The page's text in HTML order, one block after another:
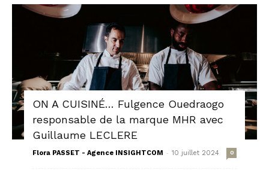
ON A CUISINÉ… Fulgence Ouedraogo
responsable de la marque MHR avec
Guillaume LECLERE
Flora PASSET - Agence INSIGHTCOM - 10 juillet 2024 0